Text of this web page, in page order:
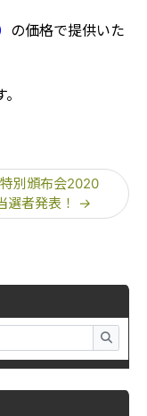
の価格で提供いた
別頒布会2020
選者発表！ →